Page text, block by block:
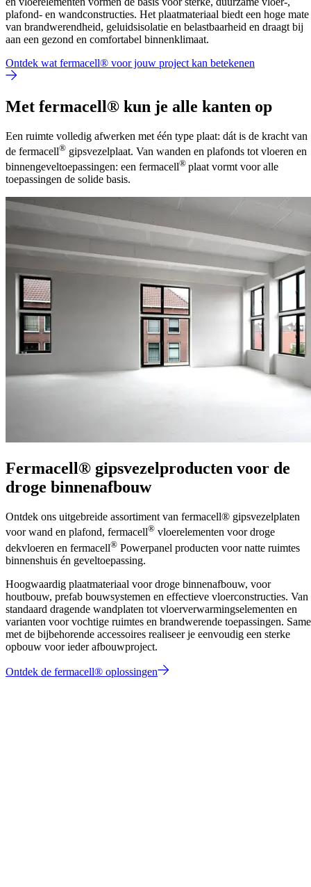
plafond- en wandconstructies. Het plaatmateriaal biedt een hoge mate
van brandwerendheid, geluidsisolatie en belastbaarheid en draagt bij
aan een gezond en comfortabel binnenklimaat.
Ontdek wat fermacell® voor jouw project kan betekenen
Met fermacell® kun je alle kanten op
Een ruimte volledig afwerken met één type plaat: dát is de kracht van
de fermacell® gipsvezelplaat. Van wanden en plafonds tot vloeren en
binnengeveltoepassingen: een fermacell® plaat vormt voor alle
toepassingen de solide basis.
Fermacell® gipsvezelproducten voor de
droge binnenafbouw
Ontdek ons uitgebreide assortiment van fermacell® gipsvezelplaten
voor wand en plafond, fermacell® vloerelementen voor droge
dekvloeren en fermacell® Powerpanel producten voor natte ruimtes
binnenshuis én geveltoepassing.
Hoogwaardig plaatmateriaal voor droge binnenafbouw, voor
houtbouw, prefab bouwsystemen en effectieve vloerconstructies. Van
standaard dragende wandplaten tot vloerverwarmingselementen en
varianten voor vochtige ruimtes en brandwerende toepassingen.
met de bijbehorende accessoires realiseer je eenvoudig een sterke
opbouw voor ieder afbouwproject.
Ontdek de fermacell® oplossingen